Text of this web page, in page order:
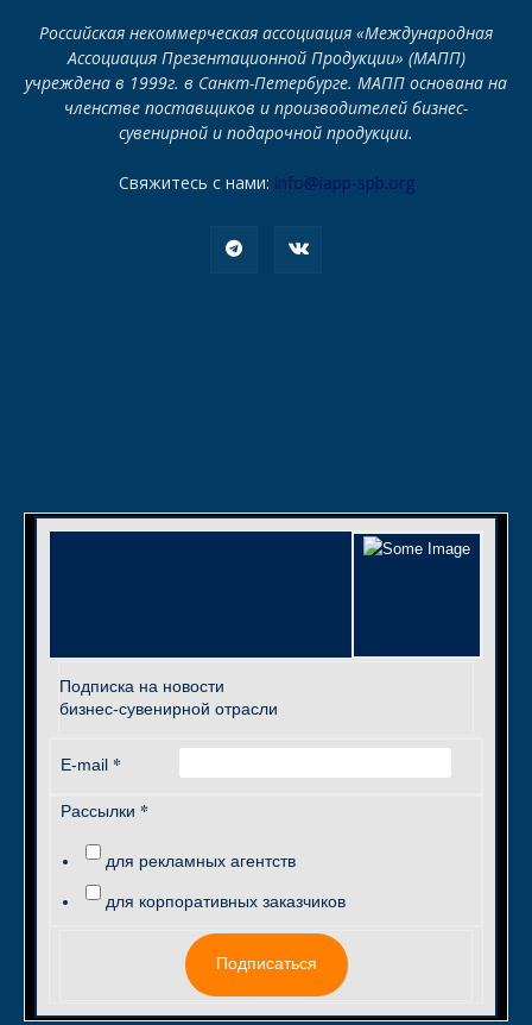
Российская некоммерческая ассоциация «Международная
Ассоциация Презентационной Продукции» (МАПП)
учреждена в 1999г. в Санкт-Петербурге. МАПП основана на
членстве поставщиков и производителей бизнес-
сувенирной и подарочной продукции.
Свяжитесь с нами: info@iapp-spb.org
Подписка на новости
бизнес-сувенирной отрасли
E-mail *
Рассылки *
для рекламных агентств
для корпоративных заказчиков
Подписаться